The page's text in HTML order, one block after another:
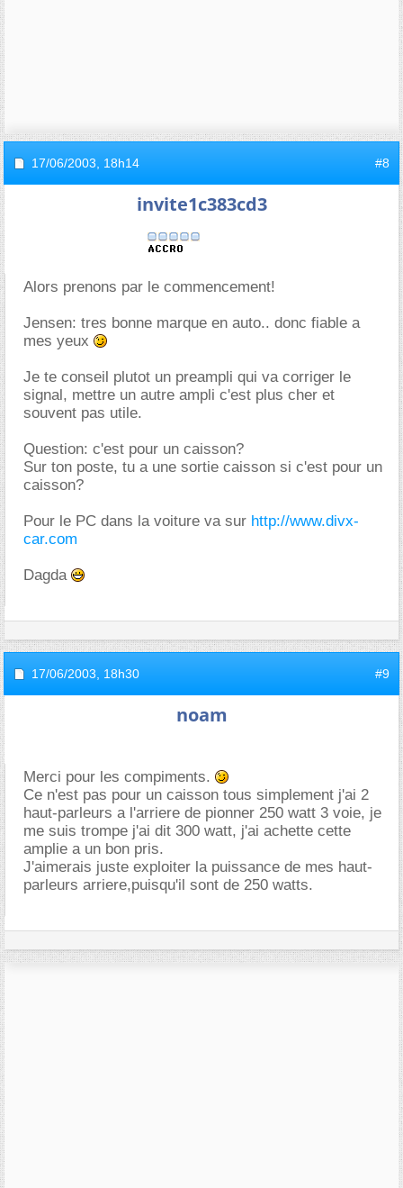
17/06/2003, 18h14 #8
invite1c383cd3
Alors prenons par le commencement!
Jensen: tres bonne marque en auto.. donc fiable a
mes yeux
Je te conseil plutot un preampli qui va corriger le
signal, mettre un autre ampli c'est plus cher et
souvent pas utile.
Question: c'est pour un caisson?
Sur ton poste, tu a une sortie caisson si c'est pour un
caisson?
Pour le PC dans la voiture va sur http://www.divx-
car.com
Dagda
17/06/2003, 18h30 #9
noam
Merci pour les compiments.
Ce n'est pas pour un caisson tous simplement j'ai 2
haut-parleurs a l'arriere de pionner 250 watt 3 voie, je
me suis trompe j'ai dit 300 watt, j'ai achette cette
amplie a un bon pris.
J'aimerais juste exploiter la puissance de mes haut-
parleurs arriere,puisqu'il sont de 250 watts.